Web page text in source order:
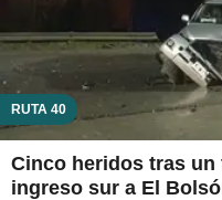
RUTA 40
Cinco heridos tras un
ingreso sur a El